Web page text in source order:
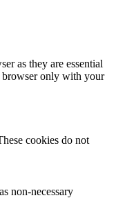
as they are essential
browser only with your
cookies do not
non-necessary